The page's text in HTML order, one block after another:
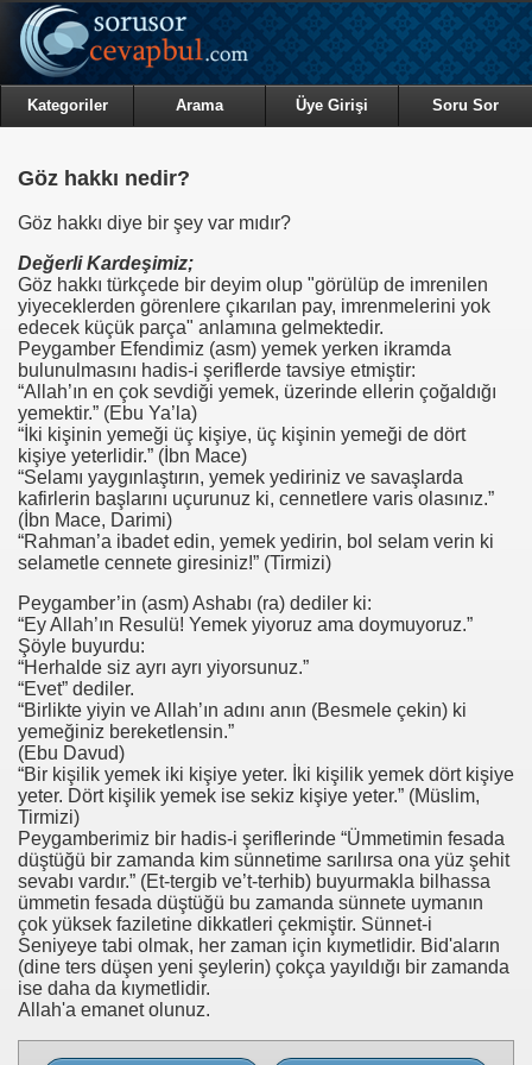
Kategoriler Arama Üye Girişi Soru Sor
Göz hakkı nedir?
Göz hakkı diye bir şey var mıdır?
Değerli Kardeşimiz;
Göz hakkı türkçede bir deyim olup "görülüp de imrenilen
yiyeceklerden görenlere çıkarılan pay, imrenmelerini yok
edecek küçük parça" anlamına gelmektedir.
Peygamber Efendimiz (asm) yemek yerken ikramda
bulunulmasını hadis-i şeriflerde tavsiye etmiştir:
“Allah’ın en çok sevdiği yemek, üzerinde ellerin çoğaldığı
yemektir.” (Ebu Ya’la)
“İki kişinin yemeği üç kişiye, üç kişinin yemeği de dört
kişiye yeterlidir.” (İbn Mace)
“Selamı yaygınlaştırın, yemek yediriniz ve savaşlarda
kafirlerin başlarını uçurunuz ki, cennetlere varis olasınız.”
(İbn Mace, Darimi)
“Rahman’a ibadet edin, yemek yedirin, bol selam verin ki
selametle cennete giresiniz!” (Tirmizi)
Peygamber’in (asm) Ashabı (ra) dediler ki:
“Ey Allah’ın Resulü! Yemek yiyoruz ama doymuyoruz.”
Şöyle buyurdu:
“Herhalde siz ayrı ayrı yiyorsunuz.”
“Evet” dediler.
“Birlikte yiyin ve Allah’ın adını anın (Besmele çekin) ki
yemeğiniz bereketlensin.”
(Ebu Davud)
“Bir kişilik yemek iki kişiye yeter. İki kişilik yemek dört kişiye
yeter. Dört kişilik yemek ise sekiz kişiye yeter.” (Müslim,
Tirmizi)
Peygamberimiz bir hadis-i şeriflerinde “Ümmetimin fesada
düştüğü bir zamanda kim sünnetime sarılırsa ona yüz şehit
sevabı vardır.” (Et-tergib ve’t-terhib) buyurmakla bilhassa
ümmetin fesada düştüğü bu zamanda sünnete uymanın
çok yüksek faziletine dikkatleri çekmiştir. Sünnet-i
Seniyeye tabi olmak, her zaman için kıymetlidir. Bid'aların
(dine ters düşen yeni şeylerin) çokça yayıldığı bir zamanda
ise daha da kıymetlidir.
Allah'a emanet olunuz.